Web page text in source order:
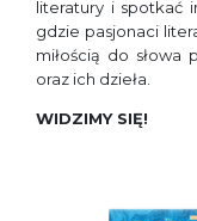
literatury i spotkać
gdzie pasjonaci
miłością do słowa
oraz ich dzieła.
WIDZIMY SIĘ!